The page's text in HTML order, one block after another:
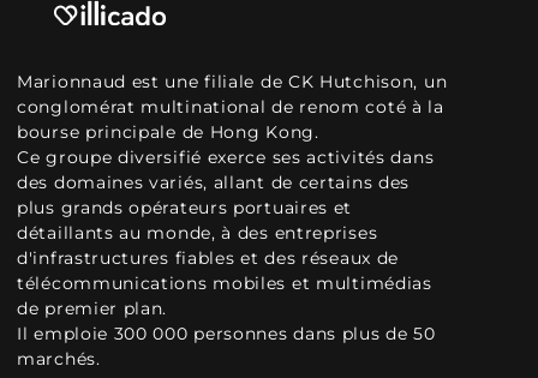
Marionnaud est une filiale de CK Hutchison, un
conglomérat multinational de renom coté à la
bourse principale de Hong Kong.
Ce groupe diversifié exerce ses activités dans
des domaines variés, allant de certains des
plus grands opérateurs portuaires et
détaillants au monde, à des entreprises
d'infrastructures fiables et des réseaux de
télécommunications mobiles et multimédias
de premier plan.
Il emploie 300 000 personnes dans plus de 50
marchés.